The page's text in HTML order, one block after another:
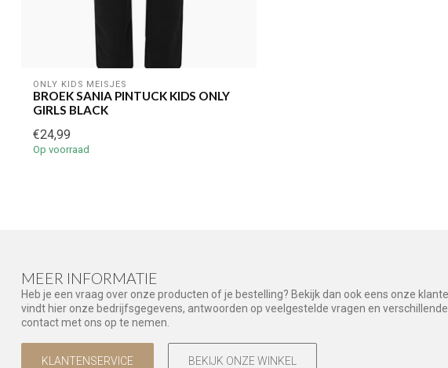
ONLY KIDS MEISJES
BROEK SANIA PINTUCK KIDS ONLY
GIRLS BLACK
€24,99
Op voorraad
MEER INFORMATIE
Heb je een vraag over onze producten of je bestelling? Bekijk dan ook eens onze
vindt hier onze bedrijfsgegevens, antwoorden op veelgestelde vragen en
contact met ons op te nemen.
KLANTENSERVICE BEKIJK ONZE WINKEL